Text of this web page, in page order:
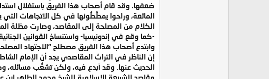
ضعفها. وقد قام أصحاب هذا الفريق باستغلال
المائعة، وراحوا يمطِّطُونها في كل الاتجاهات
الكلام من المصلحة إلى المقاصد، وصارت مظلة
-كما وقع في إندونيسيا- واستنساخ القوانين
وابتدع أصحاب هذا الفريق مصطلح "الاجتهاد
إن الناظر في التراث المقاصدي يجد أن الإمام
الحديث عنها. وقد أبدع فيه، ولكن تشعُّب مسائله،
مقاصد الشريعة الإسلامية للشيخ محمد الطاهر